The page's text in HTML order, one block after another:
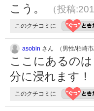
こう。
（投稿
このクチコミに
asobin さん （男性/柏崎市
ここにあるの
分に浸れます！
このクチコミに